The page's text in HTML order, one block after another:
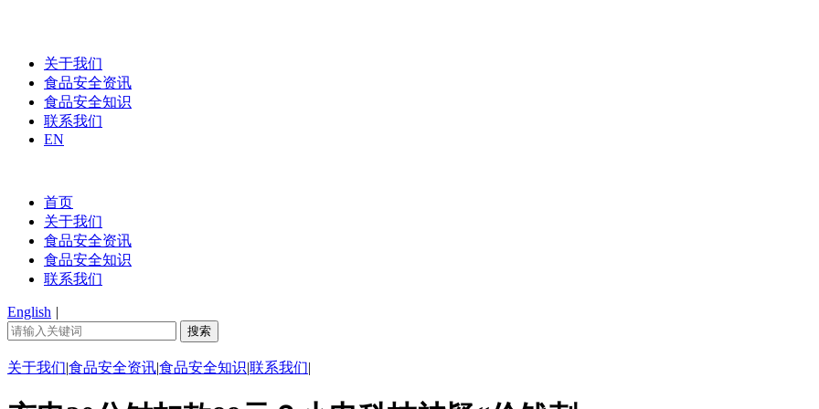
关于我们
食品安全资讯
食品安全知识
联系我们
EN
首页
关于我们
食品安全资讯
食品安全知识
联系我们
English |
关于我们|食品安全资讯|食品安全知识|联系我们|